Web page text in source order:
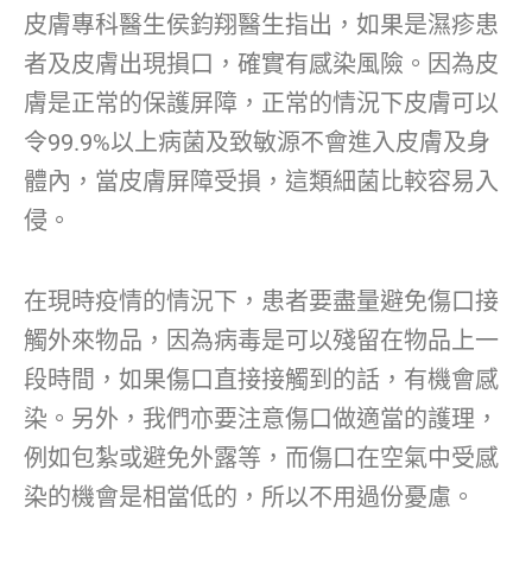
皮膚專科醫生侯鈞翔醫生指出，如果是濕疹患
者及皮膚出現損口，確實有感染風險。因為皮
膚是正常的保護屏障，正常的情況下皮膚可以
令99.9%以上病菌及致敏源不會進入皮膚及身
體內，當皮膚屏障受損，這類細菌比較容易入
侵。
在現時疫情的情況下，患者要盡量避免傷口接
觸外來物品，因為病毒是可以殘留在物品上一
段時間，如果傷口直接接觸到的話，有機會感
染。另外，我們亦要注意傷口做適當的護理，
例如包紮或避免外露等，而傷口在空氣中受感
染的機會是相當低的，所以不用過份憂慮。